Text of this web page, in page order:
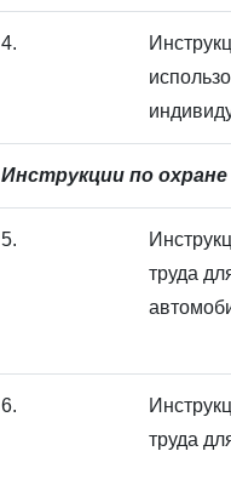
4.
Инструкции по
5.
труда
6.
труда